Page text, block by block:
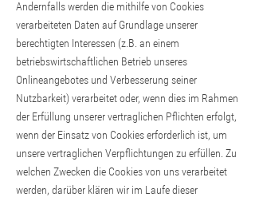
Andernfalls werden die mithilfe von Cookies
verarbeiteten Daten auf Grundlage unserer
berechtigten Interessen (z.B. an einem
betriebswirtschaftlichen Betrieb unseres
Onlineangebotes und Verbesserung seiner
Nutzbarkeit) verarbeitet oder, wenn dies im Rahmen
der Erfüllung unserer vertraglichen Pflichten erfolgt,
wenn der Einsatz von Cookies erforderlich ist, um
unsere vertraglichen Verpflichtungen zu erfüllen. Zu
welchen Zwecken die Cookies von uns verarbeitet
werden, darüber klären wir im Laufe dieser